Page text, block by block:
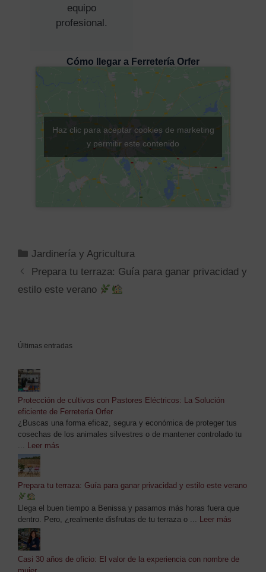
equipo
profesional.
Cómo llegar a Ferretería Orfer
Haz clic para aceptar cookies de marketing
y permitir este contenido
Jardinería y Agricultura
Prepara tu terraza: Guía para ganar privacidad y
estilo este verano
Últimas entradas
Protección de cultivos con Pastores Eléctricos: La Solución
eficiente de Ferretería Orfer
¿Buscas una forma eficaz, segura y económica de proteger tus
cosechas de los animales silvestres o de mantener controlado tu
... Leer más
Prepara tu terraza: Guía para ganar privacidad y estilo este verano
Llega el buen tiempo a Benissa y pasamos más horas fuera que
dentro. Pero, ¿realmente disfrutas de tu terraza o ... Leer más
Casi 30 años de oficio: El valor de la experiencia con nombre de